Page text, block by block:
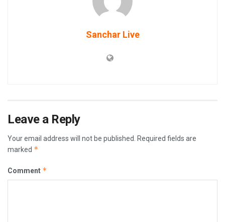
Sanchar Live
Leave a Reply
Your email address will not be published.
Required fields are
marked *
Comment *